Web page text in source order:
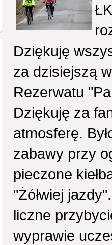
Dziękuję
za dzisiejszą
Rezerwatu
Dziękuję za
atmosferę.
zabawy przy
pieczone
"Żółwiej
liczne
wyprawie